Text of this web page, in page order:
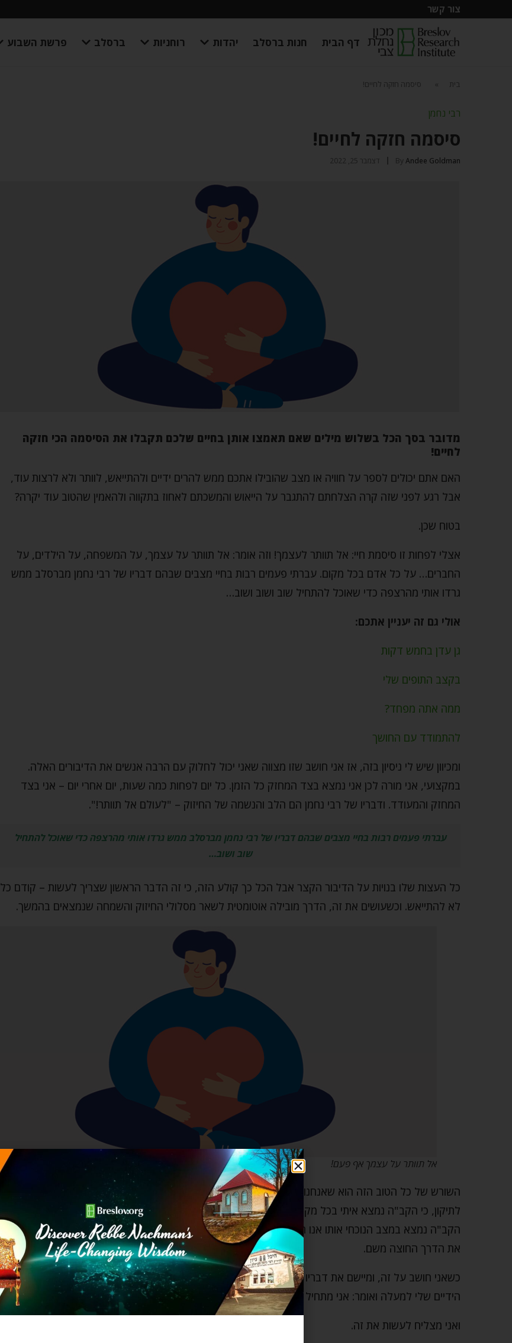
צור קשר
דף הבית חנות ברסלב יהדות רוחניות ברסלב פרשת השבוע
בית סיסמה חזקה לחיים!
רבי נחמן
סיסמה חזקה לחיים!
By Andee Goldman דצמבר 25, 2022
מדובר בסך הכל בשלוש מילים שאם תאמצו אותן בחיים שלכם תקבלו את הסיסמה הכי חזקה
לחיים!
האם אתם יכולים לספר על חוויה או מצב שהובילו אתכם ממש להרים ידיים ולהתייאש, לוותר ולא לרצות עוד,
אבל רגע לפני שזה קרה הצלחתם להתגבר על הייאוש והמשכתם לאחוז בתקווה ולהאמין שהטוב עוד יקרה?
בטוח שכן.
אצלי לפחות זו סיסמת חיי: אל תוותר לעצמך! וזה אומר: אל תוותר על עצמך, על המשפחה, על הילדים, על
החברים… על כל אדם בכל מקום. עברתי פעמים רבות בחיי מצבים שבהם דבריו של רבי נחמן מברסלב ממש
גרדו אותי מהרצפה כדי שאוכל להתחיל שוב ושוב ושוב…
אולי גם זה יעניין אתכם:
גן עדן בחמש דקות
בקצב התופים שלי
ממה אתה מפחד?
להתמודד עם החושך
ומכיוון שיש לי ניסיון בזה, אז אני חושב שזו מצווה שאני יכול לחלוק עם הרבה אנשים את הדיבורים האלה.
במקצועי, אני מורה לכן אני נמצא בצד המחזק כל הזמן. כל יום לפחות כמה שעות, יום אחרי יום – אני בצד
המחזק והמעודד. ודבריו של רבי נחמן הם הלב והנשמה של החיזוק – "לעולם אל תוותר!".
עברתי פעמים רבות בחיי מצבים שבהם דבריו של רבי נחמן מברסלב ממש גרדו אותי מהרצפה כדי שאוכל להתחיל
שוב ושוב…
כל העצות שלו בנויות על הדיבור הקצר אבל הכל כך קולע הזה, כי זה הדבר הראשון שצריך לעשות – קודם כל
לא להתייאש. וכשעושים את זה, הדרך מובילה אוטומטית לשאר מסלולי החיזוק והשמחה שנמצאים בהמשך.
אל תוותר על עצמך אף פעם!
השורש של כל הטוב הזה הוא שאנחנו מאמינים שאין שום ייאוש בעולם כלל. שאין דבר כזה מצב בלתי ניתן
לתיקון, כי הקב"ה נמצא איתי בכל מקום בחיי, והוא כל יכול ומלא בטוב. אז תמיד יש אפשרות שהמצב ישתנה, כי
הקב"ה נמצא במצב הנוכחי אותו אנו חווים ושום דבר לא מגביל אותו להושיע ולעזור לנו, וכמובן – להראות לנו
את הדרך החוצה משם.
כשאני חושב על זה, ומיישם את דבריו של רבי נחמן בחיים שלי, אני אוטומטית נושם נשימה עמוקה, מרים את
הידיים שלי למעלה ואומר: אני מתחיל שוב, אני מתחיל מחדש!
ואני מצליח לעשות את זה.